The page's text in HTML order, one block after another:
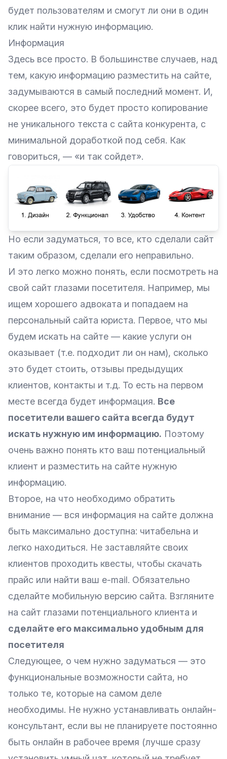
будет пользователям и смогут ли они в один
клик найти нужную информацию.
Информация
Здесь все просто. В большинстве случаев, над
тем, какую информацию разместить на сайте,
задумываются в самый последний момент. И,
скорее всего, это будет просто копирование
не уникального текста с сайта конкурента, с
минимальной доработкой под себя. Как
говориться, — «и так сойдет».
Но если задуматься, то все, кто сделали сайт
таким образом, сделали его неправильно.
И это легко можно понять, если посмотреть на
свой сайт глазами посетителя. Например, мы
ищем хорошего адвоката и попадаем на
персональный сайта юриста. Первое, что мы
будем искать на сайте — какие услуги он
оказывает (т.е. подходит ли он нам), сколько
это будет стоить, отзывы предыдущих
клиентов, контакты и т.д. То есть на первом
месте всегда будет информация. Все
посетители вашего сайта всегда будут
искать нужную им информацию. Поэтому
очень важно понять кто ваш потенциальный
клиент и разместить на сайте нужную
информацию.
Второе, на что необходимо обратить
внимание — вся информация на сайте должна
быть максимально доступна: читабельна и
легко находиться. Не заставляйте своих
клиентов проходить квесты, чтобы скачать
прайс или найти ваш e-mail. Обязательно
сделайте мобильную версию сайта. Взгляните
на сайт глазами потенциального клиента и
сделайте его максимально удобным для
посетителя
Следующее, о чем нужно задуматься — это
функциональные возможности сайта, но
только те, которые на самом деле
необходимы. Не нужно устанавливать онлайн-
консультант, если вы не планируете постоянно
быть онлайн в рабочее время (лучше сразу